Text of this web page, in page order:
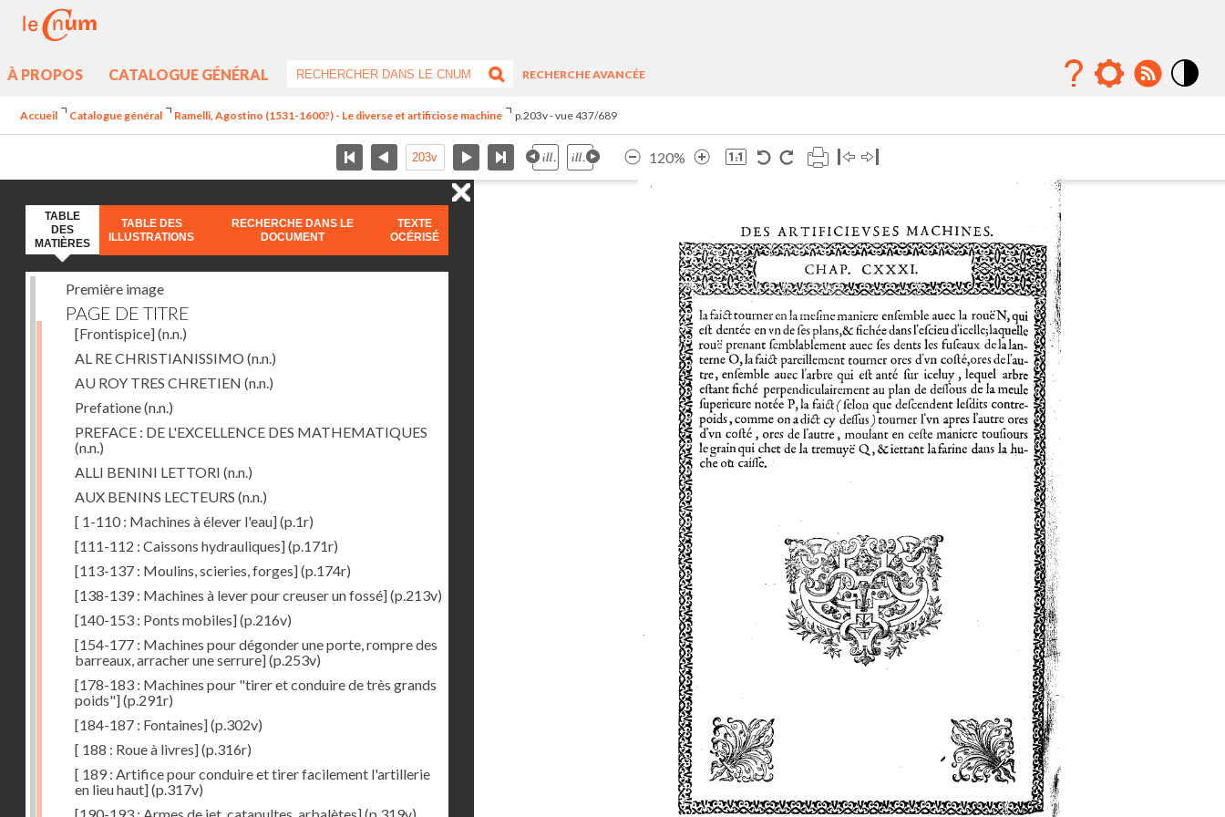
À PROPOS CATALOGUE GÉNÉRAL
RECHERCHE AVANCÉE
Accueil Catalogue général Ramelli, Agostino (1531-1600?) - Le diverse et artificiose machine p.203v - vue 437/689
120%
TABLE
DES
MATIÈRES
TABLE DES
ILLUSTRATIONS
RECHERCHE DANS LE
DOCUMENT
TEXTE
OCÉRISÉ
Première image
PAGE DE TITRE
[Frontispice](n.n.)
AL RE CHRISTIANISSIMO (n.n.)
AU ROY TRES CHRETIEN (n.n.)
Prefatione(n.n.)
PREFACE : DE L'EXCELLENCE DES MATHEMATIQUES
(n.n.)
ALLI BENINI LETTORI (n.n.)
AUX BENINS LECTEURS (n.n.)
[ 1-110 : Machines à élever l'eau](p.1r)
[111-112 : Caissons hydrauliques](p.171r)
[113-137 : Moulins, scieries, forges](p.174r)
[138-139 : Machines à lever pour creuser un fossé](p.213v)
[140-153 : Ponts mobiles](p.216v)
[154-177 : Machines pour dégonder une porte, rompre des
barreaux, arracher une serrure](p.253v)
[178-183 : Machines pour "tirer et conduire de très grands
poids"](p.291r)
[184-187 : Fontaines](p.302v)
[ 188 : Roue à livres](p.316r)
[ 189 : Artifice pour conduire et tirer facilement l'artillerie
en lieu haut](p.317v)